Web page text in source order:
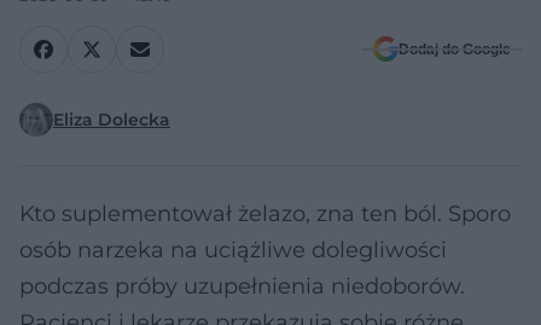
Dodaj do Google
Eliza Dolecka
Kto suplementował żelazo, zna ten ból. Sporo
osób narzeka na uciążliwe dolegliwości
podczas próby uzupełnienia niedoborów.